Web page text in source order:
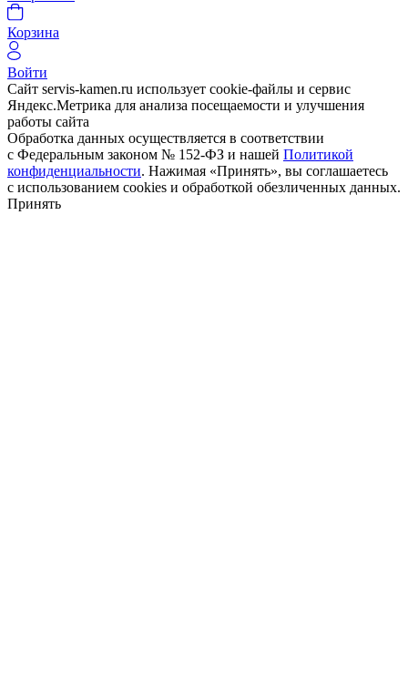
Корзина
Войти
Сайт servis-kamen.ru использует cookie-файлы и сервис
Яндекс.Метрика для анализа посещаемости и улучшения
работы сайта
Обработка данных осуществляется в соответствии
с Федеральным законом № 152-ФЗ и нашей Политикой
конфиденциальности. Нажимая «Принять», вы соглашаетесь
с использованием cookies и обработкой обезличенных данных.
Принять